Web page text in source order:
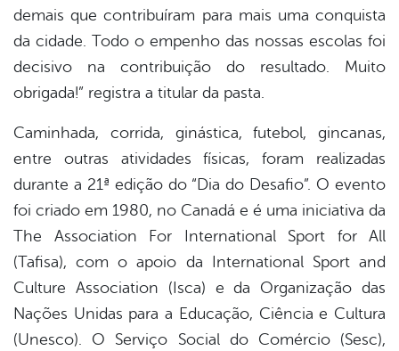
demais que contribuíram para mais uma conquista
da cidade. Todo o empenho das nossas escolas foi
decisivo na contribuição do resultado. Muito
obrigada!” registra a titular da pasta.
Caminhada, corrida, ginástica, futebol, gincanas,
entre outras atividades físicas, foram realizadas
durante a 21ª edição do “Dia do Desafio”. O evento
foi criado em 1980, no Canadá e é uma iniciativa da
The Association For International Sport for All
(Tafisa), com o apoio da International Sport and
Culture Association (Isca) e da Organização das
Nações Unidas para a Educação, Ciência e Cultura
(Unesco). O Serviço Social do Comércio (Sesc),